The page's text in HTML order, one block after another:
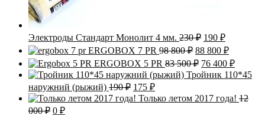
Электроды Стандарт Монолит 4 мм. 230₽
цена
составляла
230 ₽.
190 ₽Текущая
цена:
190 ₽.
ERGOBOX 7 PR 98 800₽ Первоначальная
цена
составляла
98
88 800 ₽Текущая
цена:
88
800 ₽.
ERGOBOX 5 PR 83 500₽
цена
составляла
83
500 ₽.
76 400 ₽
цена:
76
400 ₽.
Тройник 110*45
наружний (рыжий) 190₽ Первоначальная
цена
составляла
175 ₽Текущая
цена:
Только летом 2017 года! 12
000₽ Первоначальная
0 ₽Текущая